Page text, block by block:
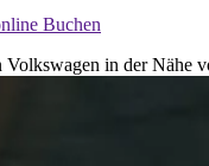
Buchen
Volkswagen in der Nähe